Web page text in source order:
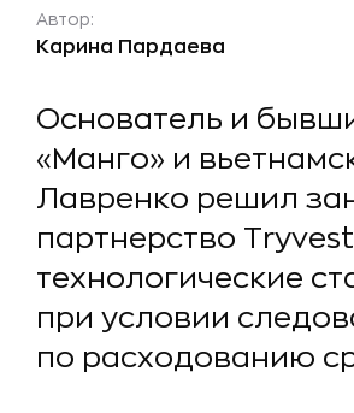
Автор:
Карина Пардаева
Основатель и
«Манго» и
Лавренко решил
партнерство
технологические
при условии
по расходованию